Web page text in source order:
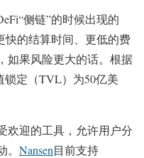
侧链”的时候出现的
的结算时间、更低的费
如果风险更大的话。根据
锁定（TVL）为50亿美
欢迎的工具，允许用户分
Nansen目前支持